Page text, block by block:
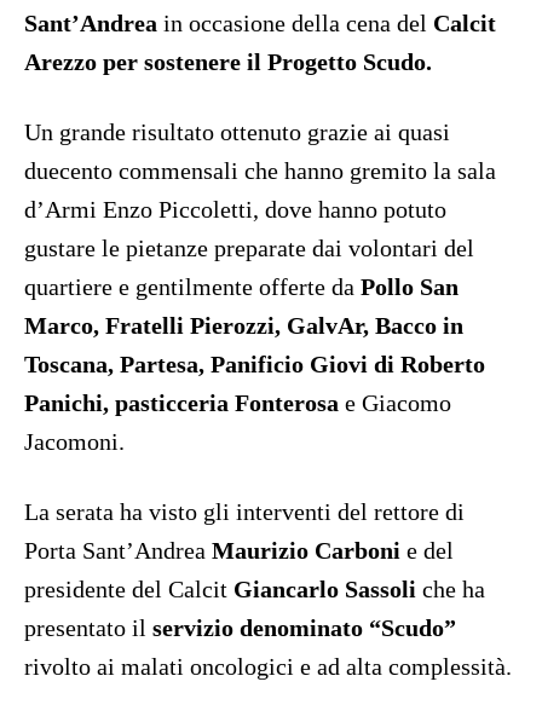
Sant’Andrea in occasione della cena del Calcit
Arezzo per sostenere il Progetto Scudo.
Un grande risultato ottenuto grazie ai quasi
duecento commensali che hanno gremito la sala
d’Armi Enzo Piccoletti, dove hanno potuto
gustare le pietanze preparate dai volontari del
quartiere e gentilmente offerte da Pollo San
Marco, Fratelli Pierozzi, GalvAr, Bacco in
Toscana, Partesa, Panificio Giovi di Roberto
Panichi, pasticceria Fonterosa e Giacomo
Jacomoni.
La serata ha visto gli interventi del rettore di
Porta Sant’Andrea Maurizio Carboni e del
presidente del Calcit Giancarlo Sassoli che ha
presentato il servizio denominato “Scudo”
rivolto ai malati oncologici e ad alta complessità.